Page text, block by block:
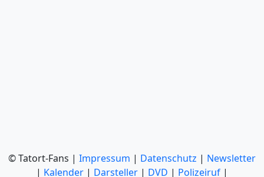
© Tatort-Fans | Impressum | Datenschutz | Newsletter
| Kalender | Darsteller | DVD | Polizeiruf |